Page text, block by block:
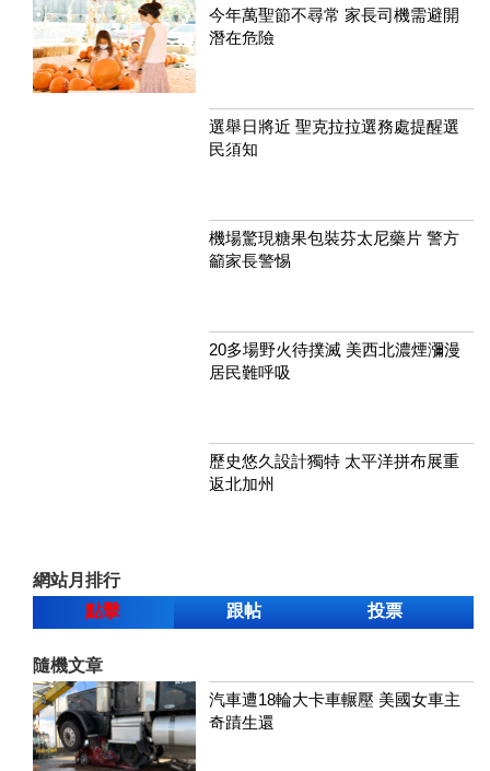
今年萬聖節不尋常 家長司機需避開
潛在危險
選舉日將近 聖克拉拉選務處提醒選
民須知
機場驚現糖果包裝芬太尼藥片 警方
籲家長警惕
20多場野火待撲滅 美西北濃煙瀰漫
居民難呼吸
歷史悠久設計獨特 太平洋拼布展重
返北加州
網站月排行
點擊
跟帖 投票
隨機文章
汽車遭18輪大卡車輾壓 美國女車主
奇蹟生還